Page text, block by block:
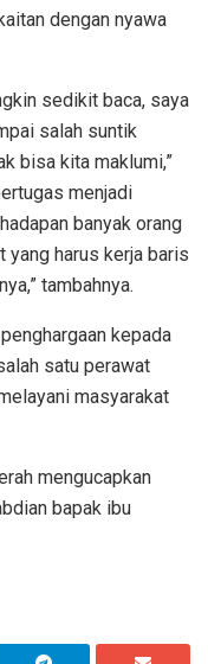
dengan nyawa
sedikit baca, saya
salah suntik
bisa kita maklumi,”
menjadi
banyak orang
yang harus kerja baris
tambahnya.
kepada
satu perawat
masyarakat
mengucapkan
bapak ibu